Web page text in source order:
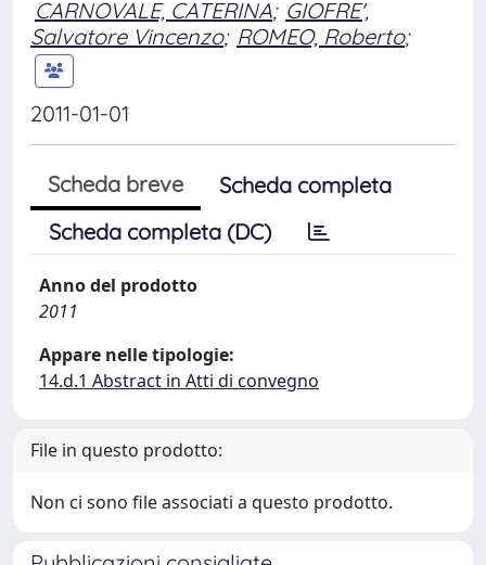
CARNOVALE, CATERINA; GIOFRE',
Salvatore Vincenzo; ROMEO, Roberto;
2011-01-01
Scheda breve
Scheda completa
Scheda completa (DC)
Anno del prodotto
2011
Appare nelle tipologie:
14.d.1 Abstract in Atti di convegno
File in questo prodotto:
Non ci sono file associati a questo prodotto.